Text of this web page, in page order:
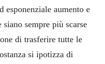
esponenziale aumento e
sempre più scarse
di trasferire tutte le
si ipotizza di